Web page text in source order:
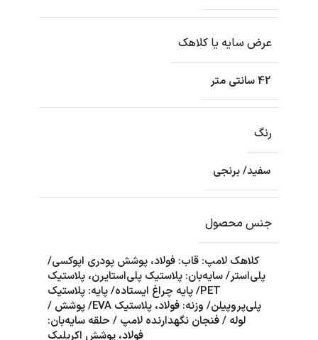
عرض سایه یا کلاهک
42 سانتی متر
رنگ
سفید/ برنجی
جنس محصول
کلاهک لامپ: قاب: فولاد، پوشش پودری اپوکسی/
پلی‌استر/ سایه‌بان: پلاستیک پلی‌استایرن، پلاستیک
PET/ پایه چراغ ایستاده/ پایه: پلاستیک
پلی‌پروپیلن/ وزنه: فولاد، پلاستیک EVA/ پوشش /
لوله / فنجان نگهدارنده لامپ / حلقه سایه‌بان:
فولاد، پوشش اکریلیک